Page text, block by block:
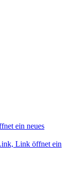
ein neues
Link öffnet ein